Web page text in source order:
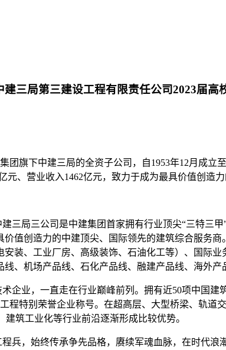
建三局第三建设工程有限责任公司2023届高
团旗下中建三局的全资子公司，自1953年12月成
元、营业收入1462亿元，致力于成为最具价值创造
建三局三公司是中建集团首家拥有行业顶尖“三特三
值创造力的中建顶尖、国际领先的建筑综合服务
装、工业厂房、高级装饰、石油化工等）、国际
、机场产品线、石化产品线、融建产品线、海外产
企业，一直走在行业巅峰前列。拥有近50项中国
程特别荣誉企业称号。在超高层、大型桥梁、轨道
筑工业化等行业前沿逐渐形成比较优势。
兵，始终传承争先品格，赓续军魂血脉，在时代浪